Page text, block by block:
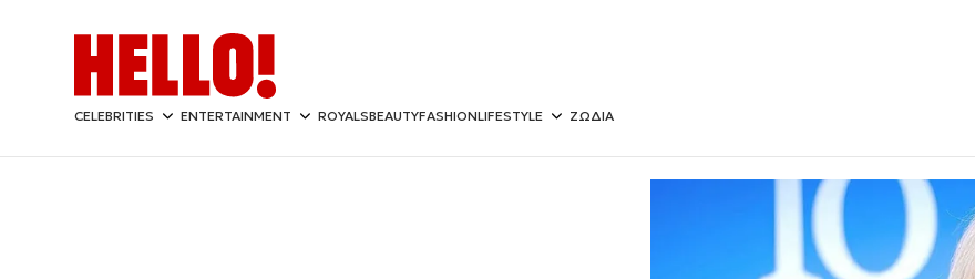
CELEBRITIES ENTERTAINMENT ROYALSBEAUTYFASHIONLIFESTYLE ΖΩΔΙΑ